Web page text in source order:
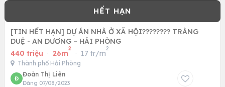
[TIN HẾT HẠN] DỰ ÁN NHÀ Ở XÃ HỘI???????? TRÀNG
DUỆ - AN DƯƠNG – HẢI PHÒNG
440 triệu · 26m
2
· 17 tr/m
2
Thành phố Hải Phòng
Đ
Đoàn Thị Liên
Đăng 07/08/2023